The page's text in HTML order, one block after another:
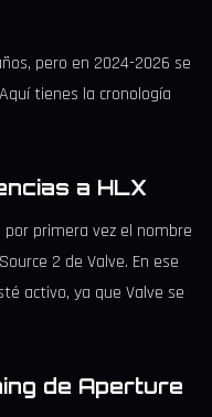
pero en 2024-2026 se
tienes la cronología
a HLX
por primera vez el nombre
2 de Valve. En ese
activo, ya que Valve se
de Aperture